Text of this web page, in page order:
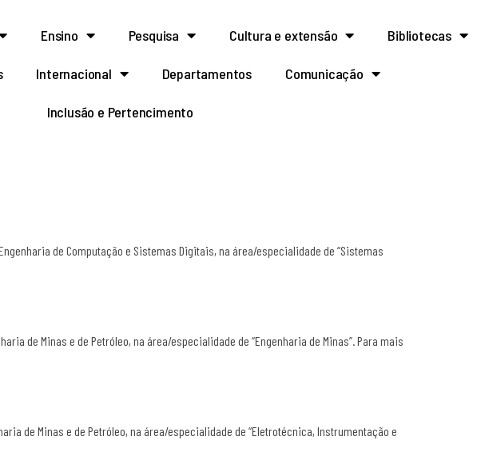
Ensino Pesquisa Cultura e extensão Bibliotecas
Internacional Departamentos Comunicação
Inclusão e Pertencimento
de Computação e Sistemas Digitais, na área/especialidade de “Sistemas
de Minas e de Petróleo, na área/especialidade de “Engenharia de Minas”. Para mais
de Minas e de Petróleo, na área/especialidade de “Eletrotécnica, Instrumentação e